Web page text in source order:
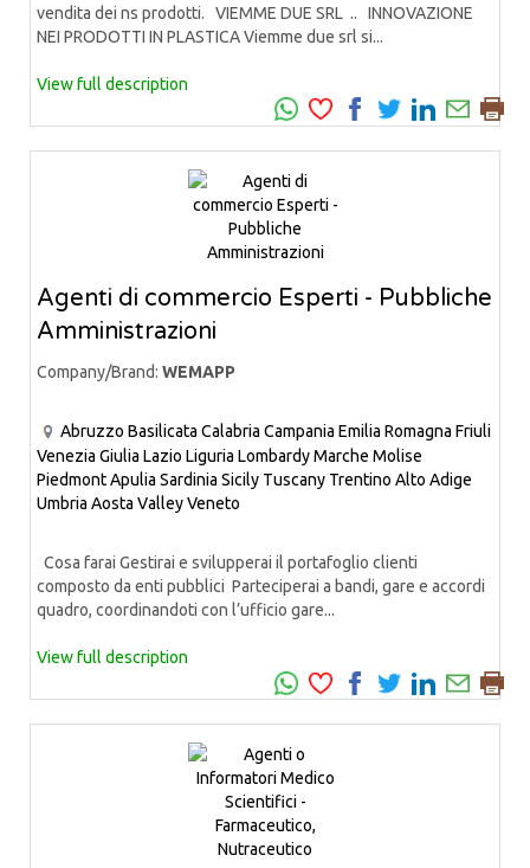
vendita dei ns prodotti. VIEMME DUE SRL .. INNOVAZIONE
NEI PRODOTTI IN PLASTICA Viemme due srl si...
View full description
Agenti di commercio Esperti - Pubbliche
Amministrazioni
Company/Brand: WEMAPP
Abruzzo Basilicata Calabria Campania Emilia Romagna Friuli
Venezia Giulia Lazio Liguria LombardyMarche Molise
PiedmontApulia Sardinia Sicily Tuscany Trentino Alto Adige
Umbria Aosta ValleyVeneto
Cosa farai Gestirai e svilupperai il portafoglio clienti
composto da enti pubblici Parteciperai a bandi, gare e accordi
quadro, coordinandoti con l’ufficio gare...
View full description